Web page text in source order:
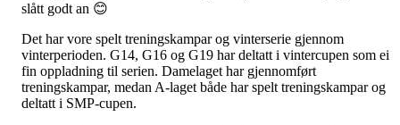
slått godt an 😊
Det har vore spelt treningskampar og vinterserie gjennom
vinterperioden. G14, G16 og G19 har deltatt i vintercupen som ei
fin oppladning til serien. Damelaget har gjennomført
treningskampar, medan A-laget både har spelt treningskampar og
deltatt i SMP-cupen.